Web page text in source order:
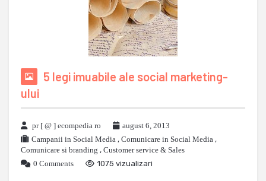
5 legi imuabile ale social marketing-
ului
pr [ @ ] ecompedia ro
august 6, 2013
Campanii in Social Media , Comunicare in Social Media ,
Comunicare si branding , Customer service & Sales
0 Comments
1075 vizualizari